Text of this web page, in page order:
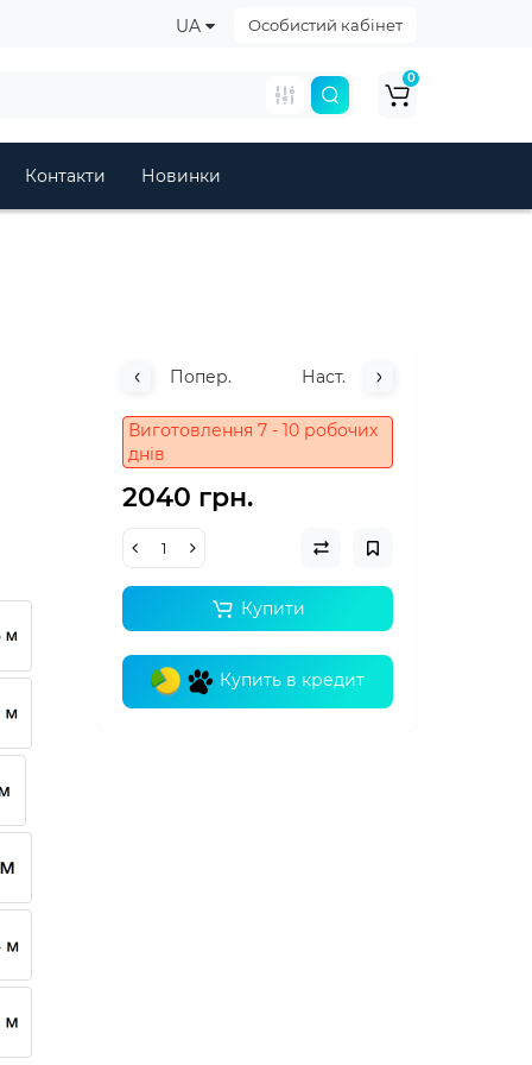
Особистий кабінет
UA
0
Контакти Новинки
Попер. Наст.
Виготовлення 7 - 10 робочих
днів
2040 грн.
Купити
Купить в кредит